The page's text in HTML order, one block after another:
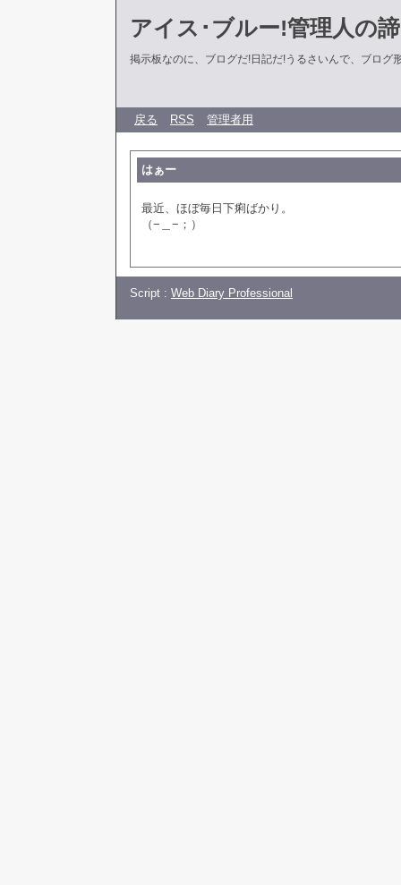
アイス･ブルー!管理人の
掲示板なのに、ブログだ!日記だ!うるさいんで、ブログ
戻る RSS 管理者用
はぁー
最近、ほぼ毎日下痢ばかり。
（−＿−；）
Script : Web Diary Professional